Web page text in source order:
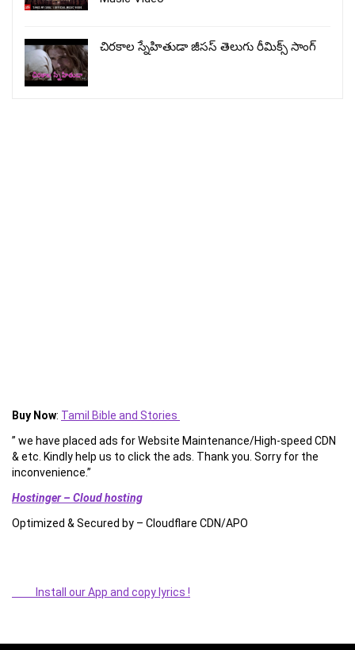
చిరకాల స్నేహితుడా జీసస్ తెలుగు రీమిక్స్ సాంగ్
Buy Now: Tamil Bible and Stories
” we have placed ads for Website Maintenance/High-speed CDN
& etc. Kindly help us to click the ads. Thank you. Sorry for the
inconvenience.”
Hostinger – Cloud hosting
Optimized & Secured by – Cloudflare CDN/APO
Install our App and copy lyrics !